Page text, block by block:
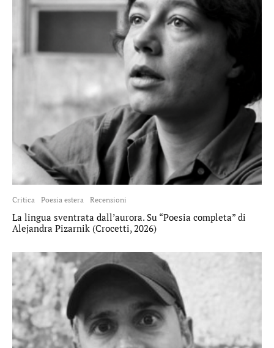
Critica Poesia estera Recensioni
La lingua sventrata dall’aurora. Su “Poesia completa” di
Alejandra Pizarnik (Crocetti, 2026)